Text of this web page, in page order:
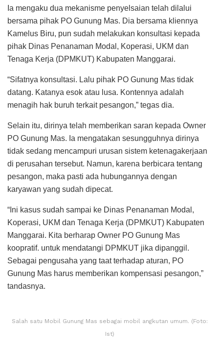
Ia mengaku dua mekanisme penyelsaian telah dilalui
bersama pihak PO Gunung Mas. Dia bersama kliennya
Kamelus Biru, pun sudah melakukan konsultasi kepada
pihak Dinas Penanaman Modal, Koperasi, UKM dan
Tenaga Kerja (DPMKUT) Kabupaten Manggarai.
“Sifatnya konsultasi. Lalu pihak PO Gunung Mas tidak
datang. Katanya esok atau lusa. Kontennya adalah
menagih hak buruh terkait pesangon,” tegas dia.
Selain itu, dirinya telah memberikan saran kepada Owner
PO Gunung Mas. Ia mengatakan sesungguhnya dirinya
tidak sedang mencampuri urusan sistem ketenagakerjaan
di perusahan tersebut. Namun, karena berbicara tentang
pesangon, maka pasti ada hubungannya dengan
karyawan yang sudah dipecat.
“Ini kasus sudah sampai ke Dinas Penanaman Modal,
Koperasi, UKM dan Tenaga Kerja (DPMKUT) Kabupaten
Manggarai. Kita berharap Owner PO Gunung Mas
koopratif. untuk mendatangi DPMKUT jika dipanggil.
Sebagai pengusaha yang taat terhadap aturan, PO
Gunung Mas harus memberikan kompensasi pesangon,”
tandasnya.
Salah satu Mobil Gunung Mas sebagai mobil angkutan umum. (Foto:
Ist)